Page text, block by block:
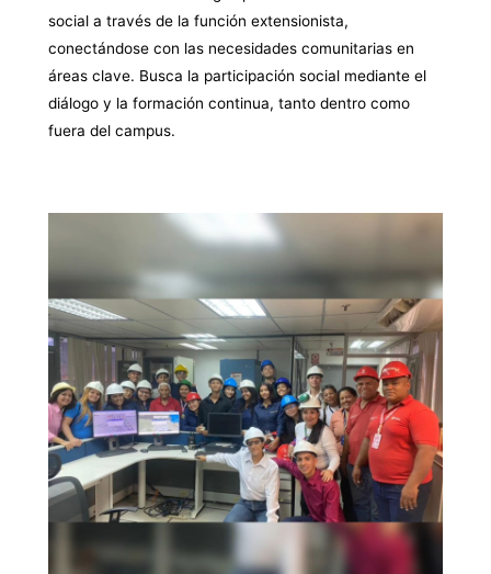
social a través de la función extensionista,
conectándose con las necesidades comunitarias en
áreas clave. Busca la participación social mediante el
diálogo y la formación continua, tanto dentro como
fuera del campus.